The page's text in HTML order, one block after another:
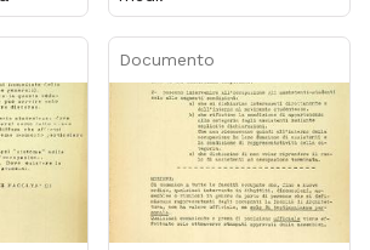
Documento